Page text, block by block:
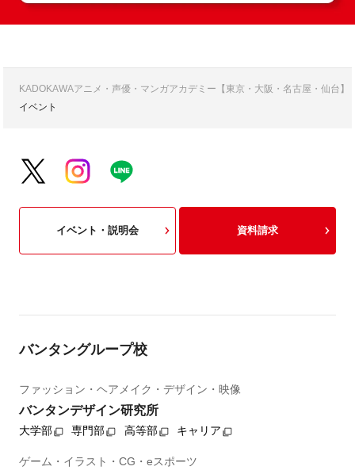
KADOKAWAアニメ・声優・マンガアカデミー【東京・大阪・名古屋・仙台】
イベント
イベント・説明会 資料請求
バンタングループ校
ファッション・ヘアメイク・デザイン・映像
バンタンデザイン研究所
大学部 専門部 高等部 キャリア
ゲーム・イラスト・CG・eスポーツ